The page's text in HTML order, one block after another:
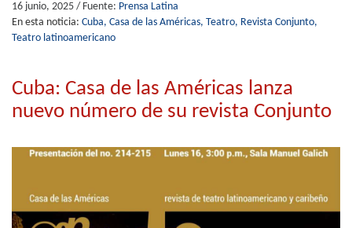
16 junio, 2025 / Fuente: Prensa Latina
En esta noticia: Cuba, Casa de las Américas, Teatro, Revista Conjunto,
Teatro latinoamericano
Cuba: Casa de las Américas lanza
nuevo número de su revista Conjunto